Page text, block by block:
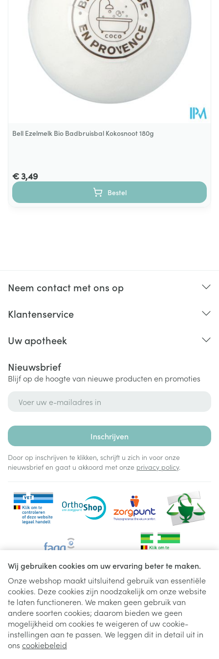
Wij gebruiken cookies om uw ervaring beter te maken.
Onze webshop maakt uitsluitend gebruik van essentiële
cookies. Deze cookies zijn noodzakelijk om onze website
te laten functioneren. We maken geen gebruik van
andere soorten cookies; daarom bieden we geen
mogelijkheid om cookies te weigeren of uw cookie-
instellingen aan te passen. We leggen dit in detail uit in
ons cookiebeleid
Verpakking
Kamertemperatuur (15°C - 25°C)
Bell Ezelmelk Bio Badbruisbal Kokosnoot 180g
€ 3,49
Bestel
Neem contact met ons op
Klantenservice
Uw apotheek
Nieuwsbrief
Blijf op de hoogte van nieuwe producten en promoties
Inschrijven
Door op inschrijven te klikken, schrijft u zich in voor onze
nieuwsbrief en gaat u akkoord met onze privacy policy.
Juridische links